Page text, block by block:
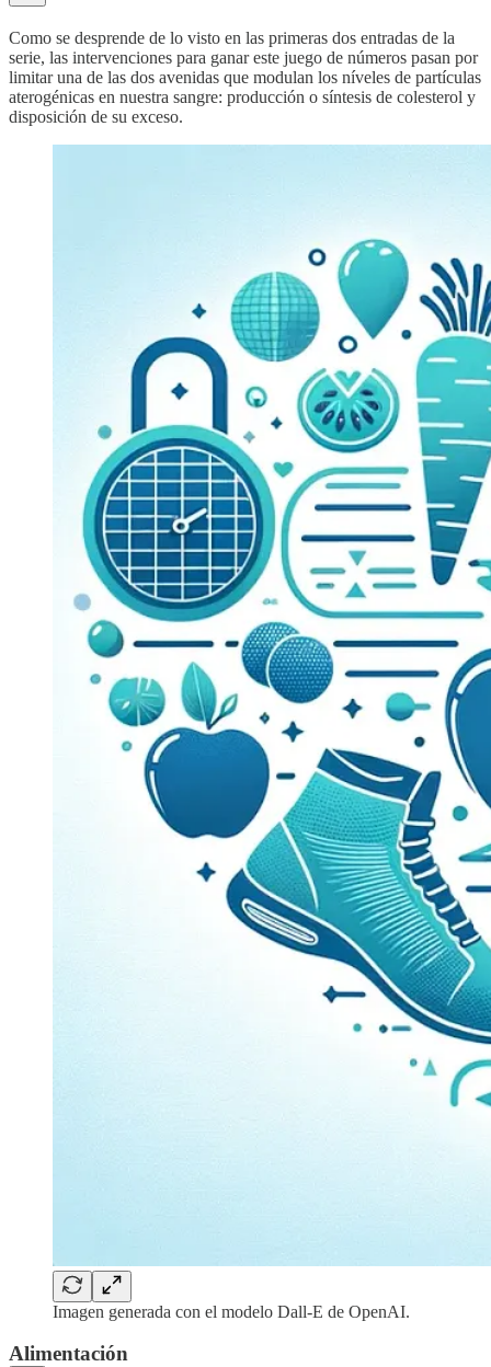
Como se desprende de lo visto en las primeras dos entradas de la
serie, las intervenciones para ganar este juego de números pasan por
limitar una de las dos avenidas que modulan los níveles de partículas
aterogénicas en nuestra sangre: producción o síntesis de colesterol y
disposición de su exceso.
Imagen generada con el modelo Dall-E de OpenAI.
Alimentación